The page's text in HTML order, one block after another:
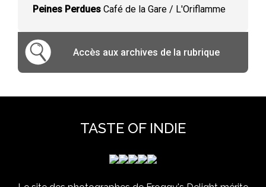
Peines Perdues Café de la Gare / L'Oriflamme
Accès aux archives de la rubrique
TASTE OF INDIE